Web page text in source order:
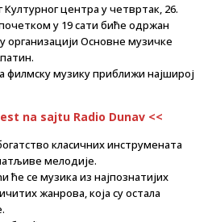
Културног центра у четвртак, 26.
у 19 сати биће одржан
Основне музичке
филмску музику приближи најширој
na sajtu Radio Dunav <<
класичних инструмената
мелодије.
ће се музика из најпознатијих
жанрова, која су остала